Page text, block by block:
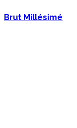
Brut Millésimé